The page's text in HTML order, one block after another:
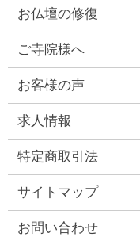
お仏壇の修復
ご寺院様へ
お客様の声
求人情報
特定商取引法
サイトマップ
お問い合わせ